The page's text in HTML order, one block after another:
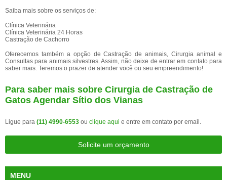
Saiba mais sobre os serviços de:
Clínica Veterinária
Clínica Veterinária 24 Horas
Castração de Cachorro
Oferecemos também a opção de Castração de animais, Cirurgia animal e
Consultas para animais silvestres. Assim, não deixe de entrar em contato para
saber mais. Teremos o prazer de atender você ou seu empreendimento!
Para saber mais sobre Cirurgia de Castração de
Gatos Agendar Sítio dos Vianas
Ligue para (11) 4990-6553 ou clique aqui e entre em contato por email.
Solicite um orçamento
MENU